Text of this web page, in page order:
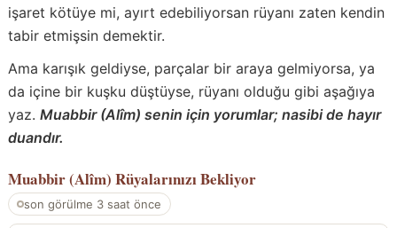
işaret kötüye mi, ayırt edebiliyorsan rüyanı zaten kendin
tabir etmişsin demektir.
Ama karışık geldiyse, parçalar bir araya gelmiyorsa, ya
da içine bir kuşku düştüyse, rüyanı olduğu gibi aşağıya
yaz. Muabbir (Alîm) senin için yorumlar; nasibi de hayır
duandır.
Muabbir (Alîm) Rüyalarınızı Bekliyor
son görülme 3 saat önce